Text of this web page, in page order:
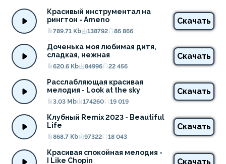
Красивый инструментал на
рингтон - Ameno
789.71 Kb 138792 86 866
Скачать
Доченька моя любимая дитя,
сладкая, нежная
620.6 Kb 84996 22 456
Скачать
Расслабляющая красивая
мелодия - Look at the sky
3.03 Mb 174260 19 019
Скачать
Клубный Remix 2023 - Beautiful
Life
868.7 Kb 97322 18 043
Скачать
Красивая спокойная мелодия -
I Like Chopin
Скачать